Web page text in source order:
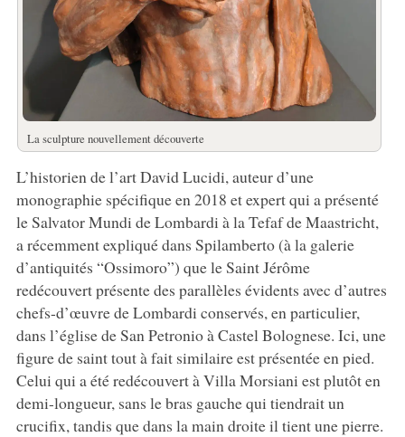
La sculpture nouvellement découverte
L’historien de l’art David Lucidi, auteur d’une
monographie spécifique en 2018 et expert qui a présenté
le Salvator Mundi de Lombardi à la Tefaf de Maastricht,
a récemment expliqué dans Spilamberto (à la galerie
d’antiquités “Ossimoro”) que le Saint Jérôme
redécouvert présente des parallèles évidents avec d’autres
chefs-d’œuvre de Lombardi conservés, en particulier,
dans l’église de San Petronio à Castel Bolognese. Ici, une
figure de saint tout à fait similaire est présentée en pied.
Celui qui a été redécouvert à Villa Morsiani est plutôt en
demi-longueur, sans le bras gauche qui tiendrait un
crucifix, tandis que dans la main droite il tient une pierre.